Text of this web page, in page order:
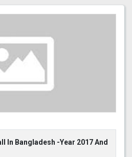
In Bangladesh -Year 2017 And